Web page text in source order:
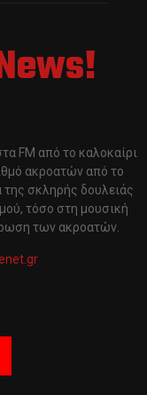
FM από το καλοκαίρι
ακροατών από το
της σκληρής δουλειάς
τόσο στη μουσική
των ακροατών.